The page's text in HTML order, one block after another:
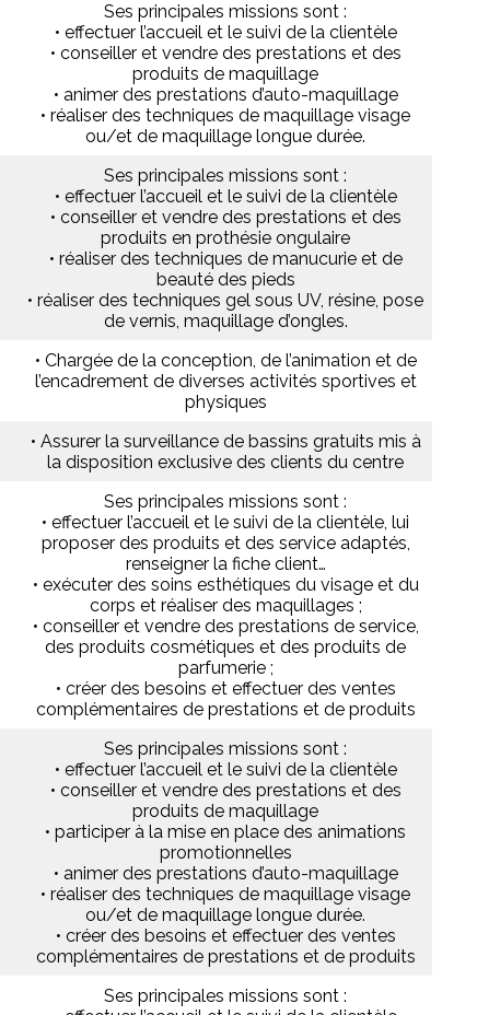
Ses principales missions sont :
• effectuer l’accueil et le suivi de la clientèle
• conseiller et vendre des prestations et des
produits de maquillage
• animer des prestations d’auto-maquillage
• réaliser des techniques de maquillage visage
ou/et de maquillage longue durée.
Ses principales missions sont :
• effectuer l’accueil et le suivi de la clientèle
• conseiller et vendre des prestations et des
produits en prothésie ongulaire
• réaliser des techniques de manucurie et de
beauté des pieds
• réaliser des techniques gel sous UV, résine, pose
de vernis, maquillage d’ongles.
• Chargée de la conception, de l’animation et de
l’encadrement de diverses activités sportives et
physiques
• Assurer la surveillance de bassins gratuits mis à
la disposition exclusive des clients du centre
Ses principales missions sont :
• effectuer l’accueil et le suivi de la clientèle, lui
proposer des produits et des service adaptés,
renseigner la fiche client…
• exécuter des soins esthétiques du visage et du
corps et réaliser des maquillages ;
• conseiller et vendre des prestations de service,
des produits cosmétiques et des produits de
parfumerie ;
• créer des besoins et effectuer des ventes
complémentaires de prestations et de produits
Ses principales missions sont :
• effectuer l’accueil et le suivi de la clientèle
• conseiller et vendre des prestations et des
produits de maquillage
• participer à la mise en place des animations
promotionnelles
• animer des prestations d’auto-maquillage
• réaliser des techniques de maquillage visage
ou/et de maquillage longue durée.
• créer des besoins et effectuer des ventes
complémentaires de prestations et de produits
Ses principales missions sont :